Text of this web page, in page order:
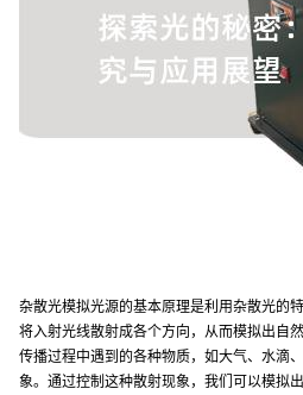
杂散光模拟光源的基本原理是利用杂散光的
将入射光线散射成各个方向，从而模拟出自
传播过程中遇到的各种物质，如大气、水滴
象。通过控制这种散射现象，我们可以模拟